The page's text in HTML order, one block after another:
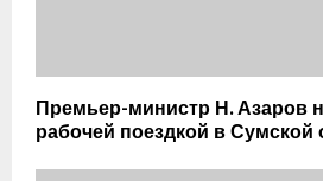
Премьер-министр Н. Азаров
рабочей поездкой в Сумской